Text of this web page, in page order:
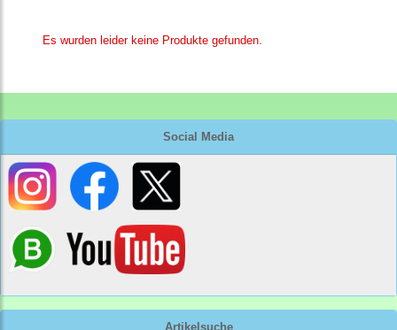
Social Media
Artikelsuche
Es wurden leider keine Produkte gefunden.